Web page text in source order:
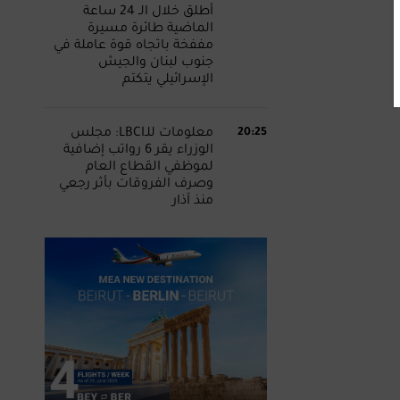
أطلق خلال الـ 24 ساعة
الماضية طائرة مسيرة
مففخة باتجاه قوة عاملة في
جنوب لبنان والجيش
الإسرائيلي يتكتم
20:25
معلومات للـLBCI: مجلس
الوزراء يقر 6 رواتب إضافية
لموظفي القطاع العام
وصرف الفروقات بأثر رجعي
منذ آذار